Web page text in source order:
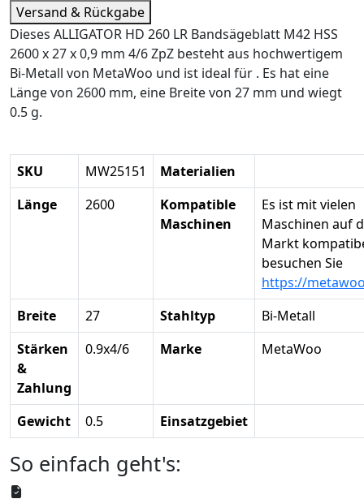
Versand & Rückgabe
Dieses ALLIGATOR HD 260 LR Bandsägeblatt M42 HSS
2600 x 27 x 0,9 mm 4/6 ZpZ besteht aus hochwertigem
Bi-Metall von MetaWoo und ist ideal für . Es hat eine
Länge von 2600 mm, eine Breite von 27 mm und wiegt
0.5 g.
SKU MW25151
Materialien
Länge
2600
Kompatible
Maschinen
Es ist mit vielen
Maschinen auf
Markt
besuchen Sie
https://
Breite
27 Stahltyp
Bi-Metall
Stärken
&
Zahlung
0.9x4/6 Marke MetaWoo
Gewicht 0.5 Einsatzgebiet
So einfach geht's: